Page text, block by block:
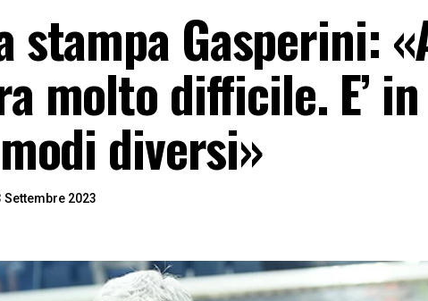
stampa Gasperini:
molto difficile. E’
diversi»
Settembre 2023